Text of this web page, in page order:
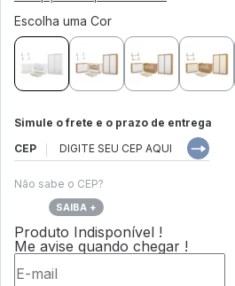
Escolha uma Cor
Simule o frete e o prazo de entrega
CEP
Não sabe o CEP?
SAIBA +
Produto Indisponível !
Me avise quando chegar !